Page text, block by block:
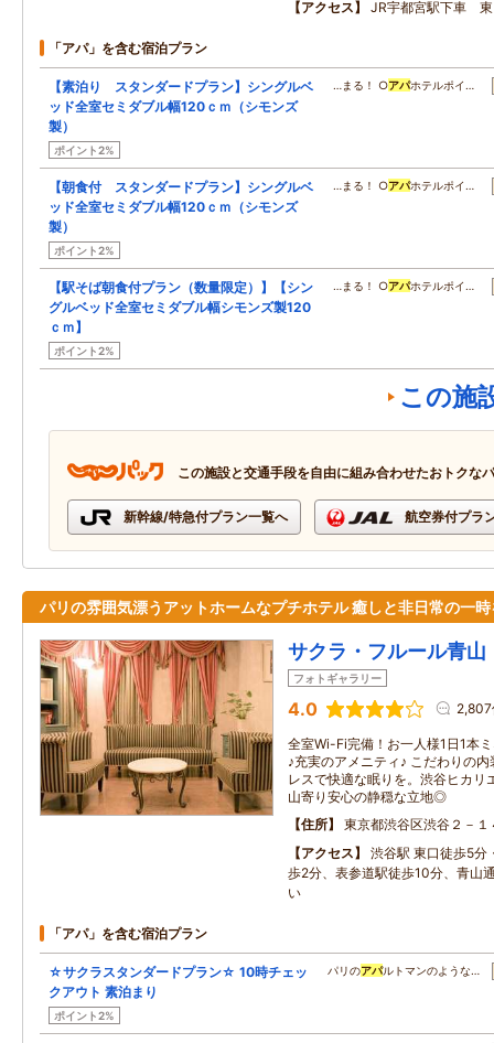
アクセス JR宇都宮駅下車 東
「アパ」を含む宿泊プラン
【素泊り スタンダードプラン】シングルベ
ッド全室セミダブル幅120ｃｍ（シモンズ
製）
ポイント2%
…まる！ ○アパホテルポイ…
【朝食付 スタンダードプラン】シングルベ
ッド全室セミダブル幅120ｃｍ（シモンズ
製）
ポイント2%
…まる！ ○アパホテルポイ…
【駅そば朝食付プラン（数量限定）】【シン
グルベッド全室セミダブル幅シモンズ製120
ｃｍ】
ポイント2%
…まる！ ○アパホテルポイ…
この施
この施設と交通手段を自由に組み合わせたおトクな
新幹線/特急付プラン一覧へ 航空券付プラ
パリの雰囲気漂うアットホームなプチホテル 癒しと非日常の一時
サクラ・フルール青山
フォトギャラリー
4.0
全室Wi-Fi完備！お一人様1日1本
♪充実のアメニティ♪ こだわりの
レスで快適な眠りを。渋谷ヒカリ
山寄り安心の静穏な立地◎
住所
東京都渋谷区渋谷２－１
アクセス
渋谷駅 東口徒歩5分
歩2分、表参道駅徒歩10分、青山
い
「アパ」を含む宿泊プラン
☆サクラスタンダードプラン☆ 10時チェッ
クアウト 素泊まり
ポイント2%
パリのアパルトマンのような…